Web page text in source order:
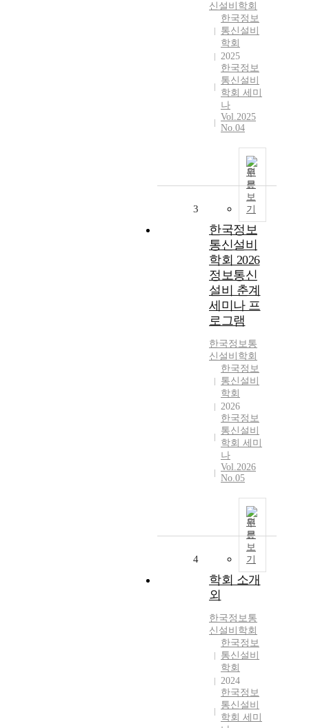
신설비학회
한국정보
통신설비
학회
2025
한국정보
통신설비
학회 세미
나
Vol.2025
No.04
원
문
보
기
3
한국정보
통신설비
학회 2026
정보통신
설비 춘계
세미나 프
로그램
한국정보통
신설비학회
한국정보
통신설비
학회
2026
한국정보
통신설비
학회 세미
나
Vol.2026
No.05
원
문
보
기
4
학회 소개
외
한국정보통
신설비학회
한국정보
통신설비
학회
2024
한국정보
통신설비
학회 세미